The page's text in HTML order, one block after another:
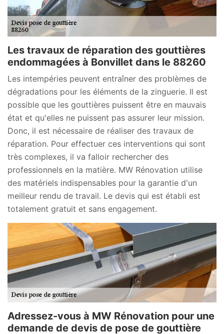
Les travaux de réparation des gouttières
endommagées à Bonvillet dans le 88260
Les intempéries peuvent entraîner des problèmes de
dégradations pour les éléments de la zinguerie. Il est
possible que les gouttières puissent être en mauvais
état et qu'elles ne puissent pas assurer leur mission.
Donc, il est nécessaire de réaliser des travaux de
réparation. Pour effectuer ces interventions qui sont
très complexes, il va falloir rechercher des
professionnels en la matière. MW Rénovation utilise
des matériels indispensables pour la garantie d'un
meilleur rendu de travail. Le devis qui est établi est
totalement gratuit et sans engagement.
Adressez-vous à MW Rénovation pour une
demande de devis de pose de gouttière